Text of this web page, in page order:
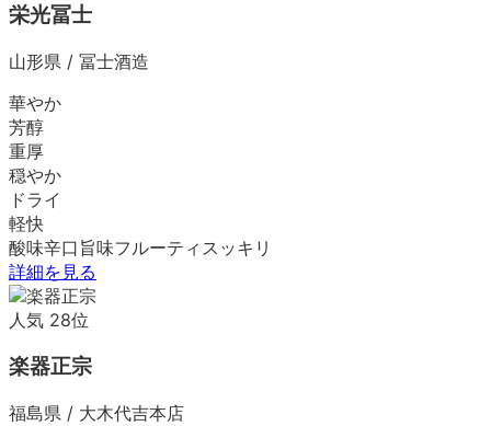
栄光冨士
山形県 / 冨士酒造
華やか
芳醇
重厚
穏やか
ドライ
軽快
酸味辛口 旨味フルーティ スッキリ
詳細を見る
人気 28位
楽器正宗
福島県 / 大木代吉本店